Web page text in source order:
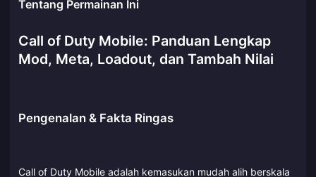
Tentang Permainan Ini
Call of Duty Mobile: Panduan Lengkap
Mod, Meta, Loadout, dan Tambah Nilai
Pengenalan & Fakta Ringas
Call of Duty Mobile adalah kemasukan mudah alih berskala